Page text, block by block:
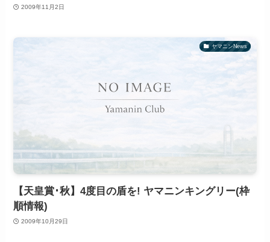
2009年11月2日
ヤマニンNews
【天皇賞･秋】4度目の盾を! ヤマニンキングリー(枠
順情報)
2009年10月29日